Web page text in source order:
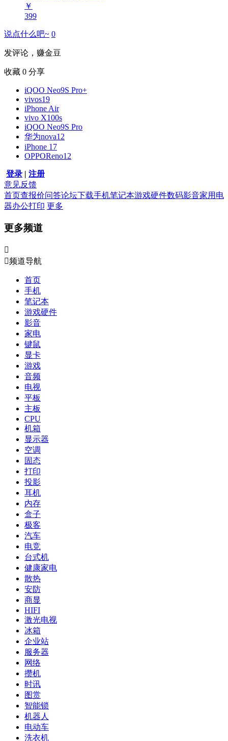
￥
399
说点什么吧~ 0
发评论，赚金豆
收藏 0 分享
iQOO Neo9S Pro+
vivos19
iPhone Air
vivo X100s
iQOO Neo9S Pro
华为nova12
iPhone 17
OPPOReno12
登录 | 注册
意见反馈
首页查报价问答论坛下载手机笔记本游戏硬件数码影音家用电
器办公打印 更多
更多频道

频道导航
首页
手机
笔记本
游戏硬件
影音
家电
键鼠
显卡
游戏
音频
电视
平板
主板
CPU
机箱
显示器
空调
固态
打印
投影
耳机
内存
盒子
极客
汽车
电竞
台式机
健康家电
散热
安防
商显
HIFI
激光电视
冰箱
企业站
服务器
网络
攒机
时讯
图赏
智能锁
机器人
电动车
洗衣机